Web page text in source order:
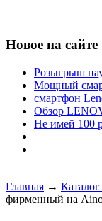
Новое на сайте
Розыгрыш
Мощный
смартфон
Обзор
Не имей 100
Главная → Каталог
фирменный на